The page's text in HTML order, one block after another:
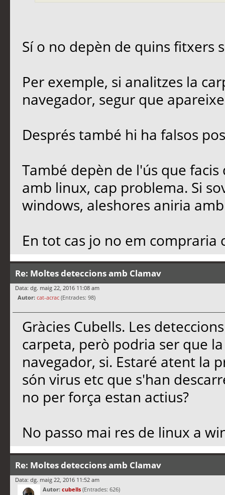
Sí o no depèn de quins fitxers
Per exemple, si analitzes la
navegador, segur que
Després també hi ha falsos
També depèn de l'ús que
amb linux, cap problema. Si
windows, aleshores aniria
En tot cas jo no em compraria
Re: Moltes deteccions amb Clamav
Data: dg. maig 22, 2016 11:08 am
Autor: cat-acrac (Entrades: 98)
Gràcies Cubells. Les
carpeta, però podria ser que
navegador, si. Estaré atent la
són virus etc que s'han
no per força estan actius?
No passo mai res de linux a
Re: Moltes deteccions amb Clamav
Data: dg. maig 22, 2016 11:52 am
Autor: cubells (Entrades: 626)